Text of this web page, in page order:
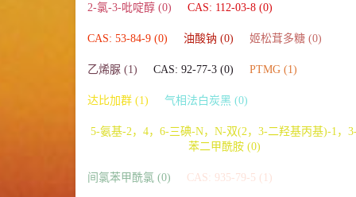
2-氯-3-吡啶醇 (0) CAS: 112-03-8 (0)
CAS: 53-84-9 (0) 油酸钠 (0) 姬松茸多糖 (0)
乙烯脲 (1) CAS: 92-77-3 (0) PTMG (1)
达比加群 (1) 气相法白炭黑 (0)
5-氨基-2，4，6-三碘-N，N-双(2，3-二羟基丙基)-1，
苯二甲酰胺 (0)
间氯苯甲酰氯 (0) CAS: 935-79-5 (1)